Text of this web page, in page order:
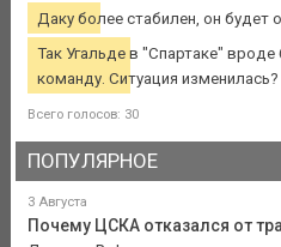
Даку более стабилен, он
Так Угальде в "Спартаке"
команду. Ситуация изменилась?
Всего голосов: 30
ПОПУЛЯРНОЕ
3 Августа
Почему ЦСКА отказался от